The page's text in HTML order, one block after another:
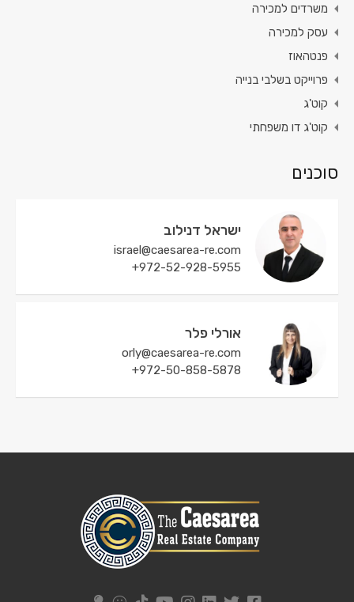
סוכנים
ישראל דנילוב
israel@caesarea-re.com
972-52-928-5955⁩+
אורלי פלר
orly@caesarea-re.com
972-50-858-5878⁩+
משרדים למכירה
עסק למכירה
פנטהאוז
פרוייקט בשלבי בנייה
קוט'ג
קוט'ג דו משפחתי